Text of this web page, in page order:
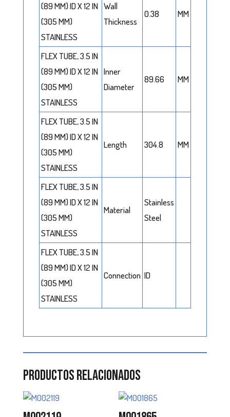
(89 MM) ID X 12 IN
(305 MM)
STAINLESS
Wall
Thickness
0.38 MM
FLEX TUBE, 3.5 IN
(89 MM) ID X 12 IN
(305 MM)
STAINLESS
Inner
Diameter
89.66 MM
FLEX TUBE, 3.5 IN
(89 MM) ID X 12 IN
(305 MM)
STAINLESS
Length 304.8 MM
FLEX TUBE, 3.5 IN
(89 MM) ID X 12 IN
(305 MM)
STAINLESS
Material
Stainless
Steel
FLEX TUBE, 3.5 IN
(89 MM) ID X 12 IN
(305 MM)
STAINLESS
Connection ID
Productos relacionados